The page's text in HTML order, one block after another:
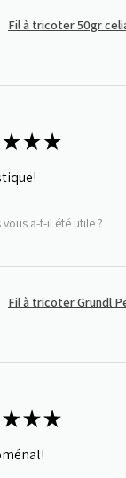
Fil à tricoter 50gr
★★★
vous a-t-il été utile ?
Fil à tricoter Grundl
★★★